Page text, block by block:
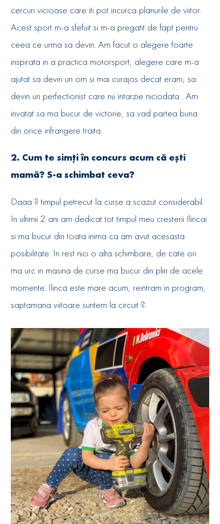
cercuri vicioase care iti pot incurca planurile de viitor.
Acest sport m-a sfefuit si m-a pregatit de fapt pentru
ceea ce urma sa devin. Am facut o alegere foarte
inspirata in a practica motorsport, alegere care m-a
ajutat sa devin un om si mai curajos decat eram, sa
devin un perfectionist care nu intarzie niciodata . Am
invatat sa ma bucur de victorie, sa vad partea buna
din orice infrangere traita.
2. Cum te simți în concurs acum că ești
mamă? S-a schimbat ceva?
Daaa ? timpul petrecut la curse a scazut considerabil.
In ultimii 2 ani am dedicat tot timpul meu cresterii Ilincai
si ma bucur din toata inima ca am avut acesasta
posibilitate. In rest nici o alta schimbare, de cate ori
ma urc in masina de curse ma bucur din plin de acele
momente. Ilinca este mare acum, reintram in program,
saptamana viitoare suntem la circuit ?.